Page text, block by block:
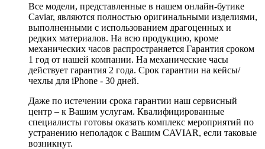
Все модели, представленные в нашем онлайн-бутике
Caviar, являются полностью оригинальными изделиями,
выполненными с использованием драгоценных и
редких материалов. На всю продукцию, кроме
механических часов распространяется Гарантия сроком
1 год от нашей компании. На механические часы
действует гарантия 2 года. Срок гарантии на кейсы/
чехлы для iPhone - 30 дней.
Даже по истечении срока гарантии наш сервисный
центр – к Вашим услугам. Квалифицированные
специалисты готовы оказать комплекс мероприятий по
устранению неполадок с Вашим CAVIAR, если таковые
возникнут.